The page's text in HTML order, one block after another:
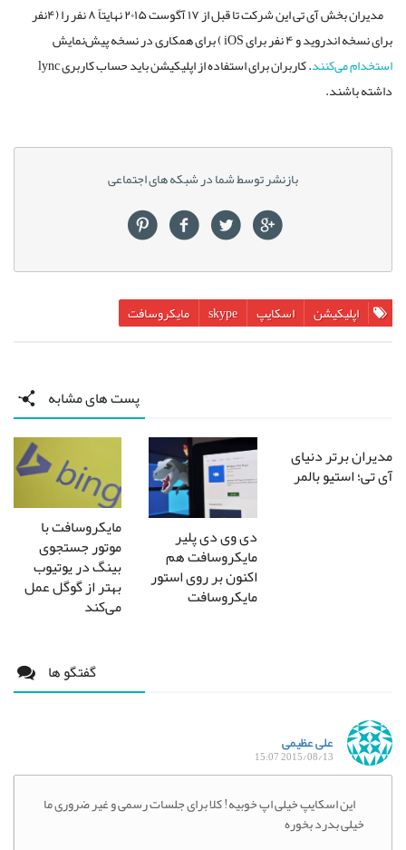
مدیران بخش آی تی این شرکت تا قبل از ۱۷ آگوست ۲۰۱۵ نهایتاً ۸ نفر را (۴نفر
برای نسخه اندروید و ۴ نفر برای iOS ) برای همکاری در نسخه پیش‌نمایش
استخدام می‌کنند
. کاربران برای استفاده از اپلیکیشن باید حساب کاربری lync
داشته باشند.
بازنشر توسط شما در شبکه های اجتماعی
اپلیکیشن اسکایپ skype مایکروسافت
پست های مشابه
مدیران برتر دنیای
آی تی؛ استیو بالمر
دی وی دی پلیر
مایکروسافت هم
اکنون بر روی استور
مایکروسافت
مایکروسافت با
موتور جستجوی
بینگ در یوتیوب
بهتر از گوگل عمل
می‌کند
گفتگو ها
علی عظیمی
2015/08/13 15:07
این اسکایپ خیلی اپ خوبیه! کلا برای جلسات رسمی و غیر ضروری ما
خیلی بدرد بخوره